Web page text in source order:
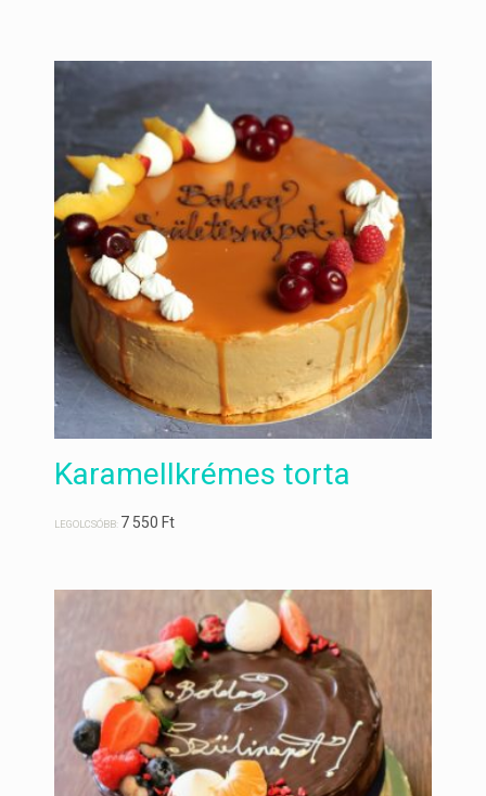
Karamellkrémes torta
LEGOLCSÓBB: 7 550Ft